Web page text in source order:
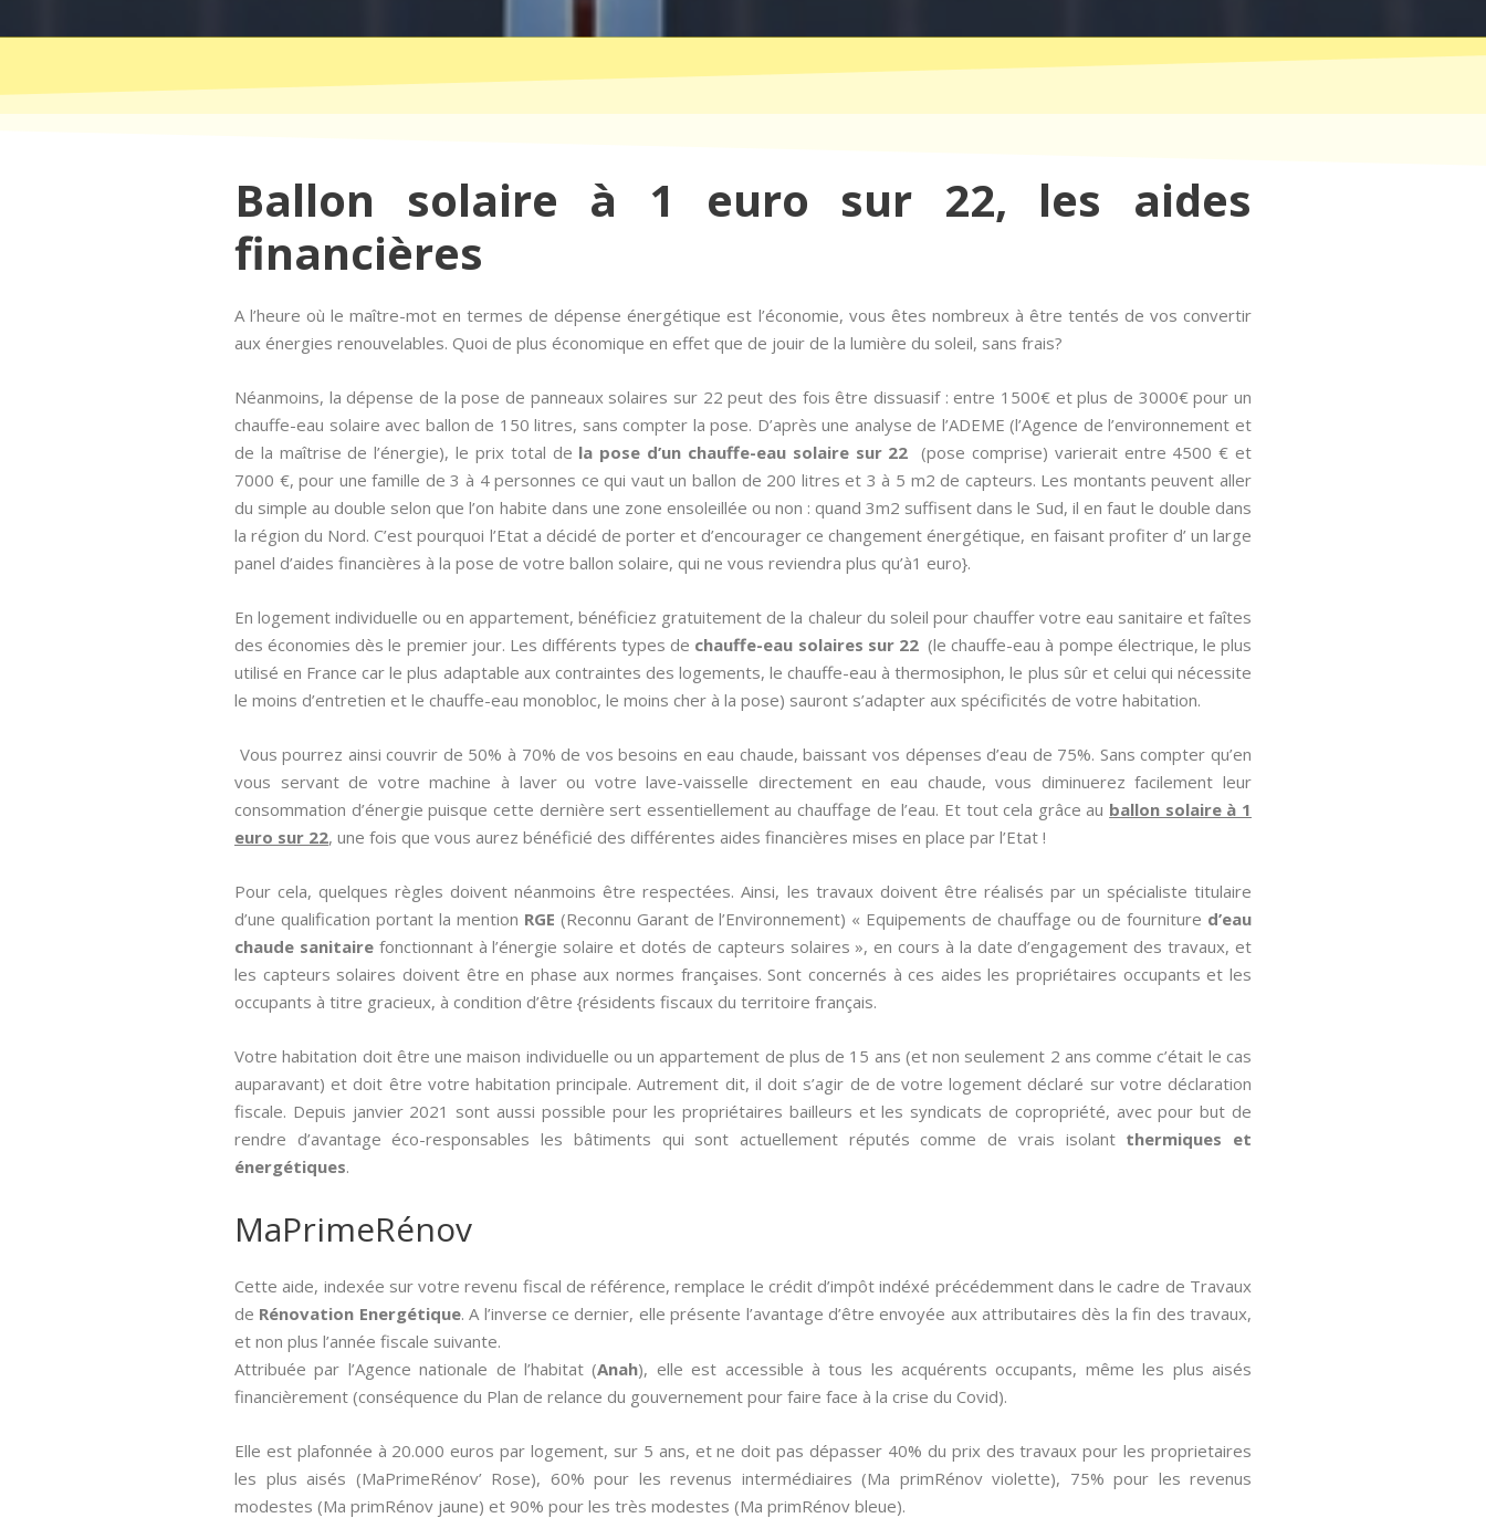
Ballon solaire à 1 euro sur 22, les aides
financières
A l’heure où le maître-mot en termes de dépense énergétique est l’économie, vous êtes nombreux à être tentés de vos convertir
aux énergies renouvelables. Quoi de plus économique en effet que de jouir de la lumière du soleil, sans frais?
Néanmoins, la dépense de la pose de panneaux solaires sur 22 peut des fois être dissuasif : entre 1500€ et plus de 3000€ pour un
chauffe-eau solaire avec ballon de 150 litres, sans compter la pose. D’après une analyse de l’ADEME (l’Agence de l’environnement et
de la maîtrise de l’énergie), le prix total de la pose d’un chauffe-eau solaire sur 22 (pose comprise) varierait entre 4500 € et
7000 €, pour une famille de 3 à 4 personnes ce qui vaut un ballon de 200 litres et 3 à 5 m2 de capteurs. Les montants peuvent aller
du simple au double selon que l’on habite dans une zone ensoleillée ou non : quand 3m2 suffisent dans le Sud, il en faut le double dans
la région du Nord. C’est pourquoi l’Etat a décidé de porter et d’encourager ce changement énergétique, en faisant profiter d’ un large
panel d’aides financières à la pose de votre ballon solaire, qui ne vous reviendra plus qu’à1 euro}.
En logement individuelle ou en appartement, bénéficiez gratuitement de la chaleur du soleil pour chauffer votre eau sanitaire et faîtes
des économies dès le premier jour. Les différents types de chauffe-eau solaires sur 22(le chauffe-eau à pompe électrique, le plus
utilisé en France car le plus adaptable aux contraintes des logements, le chauffe-eau à thermosiphon, le plus sûr et celui qui nécessite
le moins d’entretien et le chauffe-eau monobloc, le moins cher à la pose) sauront s’adapter aux spécificités de votre habitation.
Vous pourrez ainsi couvrir de 50% à 70% de vos besoins en eau chaude, baissant vos dépenses d’eau de 75%. Sans compter qu’en
vous servant de votre machine à laver ou votre lave-vaisselle directement en eau chaude, vous diminuerez facilement leur
consommation d’énergie puisque cette dernière sert essentiellement au chauffage de l’eau. Et tout cela grâce au ballon solaire à 1
euro sur 22, une fois que vous aurez bénéficié des différentes aides financières mises en place par l’Etat !
Pour cela, quelques règles doivent néanmoins être respectées. Ainsi, les travaux doivent être réalisés par un spécialiste titulaire
d’une qualification portant la mention RGE (Reconnu Garant de l’Environnement) « Equipements de chauffage ou de fourniture d’eau
chaude sanitairefonctionnant à l’énergie solaire et dotés de capteurs solaires », en cours à la date d’engagement des travaux, et
les capteurs solaires doivent être en phase aux normes françaises. Sont concernés à ces aides les propriétaires occupants et les
occupants à titre gracieux, à condition d’être {résidents fiscaux du territoire français.
Votre habitation doit être une maison individuelle ou un appartement de plus de 15 ans (et non seulement 2 ans comme c’était le cas
auparavant) et doit être votre habitation principale. Autrement dit, il doit s’agir de de votre logement déclaré sur votre déclaration
fiscale. Depuis janvier 2021 sont aussi possible pour les propriétaires bailleurs et les syndicats de copropriété, avec pour but de
rendre d’avantage éco-responsables les bâtiments qui sont actuellement réputés comme de vrais isolant thermiques et
énergétiques.
MaPrimeRénov
Cette aide, indexée sur votre revenu fiscal de référence, remplace le crédit d’impôt indéxé précédemment dans le cadre de Travaux
de Rénovation Energétique. A l’inverse ce dernier, elle présente l’avantage d’être envoyée aux attributaires dès la fin des travaux,
et non plus l’année fiscale suivante.
Attribuée par l’Agence nationale de l’habitat (Anah), elle est accessible à tous les acquérents occupants, même les plus aisés
financièrement (conséquence du Plan de relance du gouvernement pour faire face à la crise du Covid).
Elle est plafonnée à 20.000 euros par logement, sur 5 ans, et ne doit pas dépasser 40% du prix des travaux pour les proprietaires
les plus aisés (MaPrimeRénov’ Rose), 60% pour les revenus intermédiaires (Ma primRénov violette), 75% pour les revenus
modestes (Ma primRénov jaune) et 90% pour les très modestes (Ma primRénov bleue).